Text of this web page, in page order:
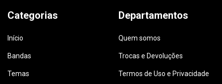
Categorias
Início
Bandas
Temas
Departamentos
Quem somos
Trocas e Devoluções
Termos de Uso e Privacidade